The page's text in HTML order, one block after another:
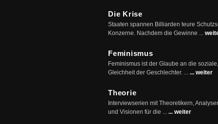
Die Krise
Staaten spannen Billiarden teure
Konzerne. Nachdem die Gewinne ...
Feminismus
Feminismus ist der Glaube an die
Gleichheit der Geschlechter. ... ... weiter
Theorie
Interviewserien mit Theoretikern,
und Visionen für die ... ... weiter